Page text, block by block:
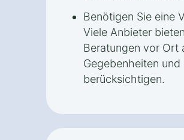
Benötigen Sie eine
Viele Anbieter
Beratungen vor Ort
Gegebenheiten
berücksichtigen.